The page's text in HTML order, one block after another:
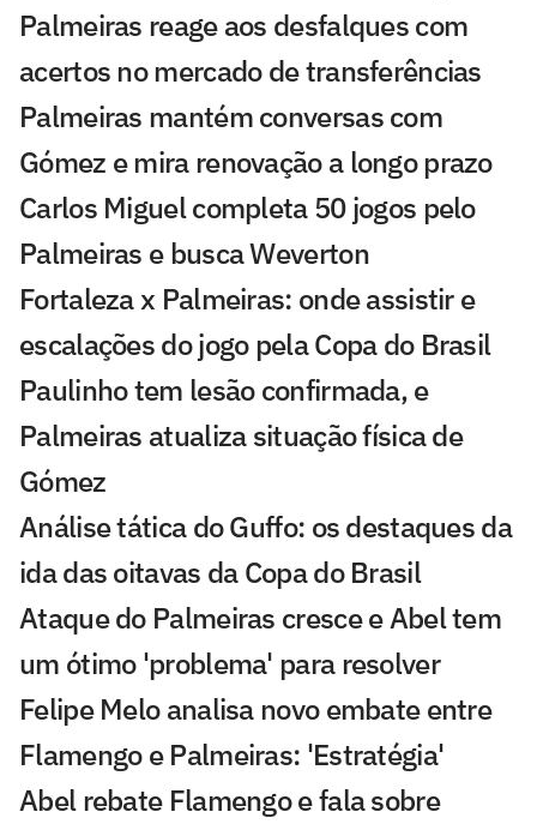
Palmeiras reage aos desfalques com
acertos no mercado de transferências
Palmeiras mantém conversas com
Gómez e mira renovação a longo prazo
Carlos Miguel completa 50 jogos pelo
Palmeiras e busca Weverton
Fortaleza x Palmeiras: onde assistir e
escalações do jogo pela Copa do Brasil
Paulinho tem lesão confirmada, e
Palmeiras atualiza situação física de
Gómez
Análise tática do Guffo: os destaques da
ida das oitavas da Copa do Brasil
Ataque do Palmeiras cresce e Abel tem
um ótimo 'problema' para resolver
Felipe Melo analisa novo embate entre
Flamengo e Palmeiras: 'Estratégia'
Abel rebate Flamengo e fala sobre